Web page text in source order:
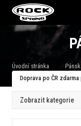
Úvodní stránka
Doprava po ČR
Zobrazit kategorie